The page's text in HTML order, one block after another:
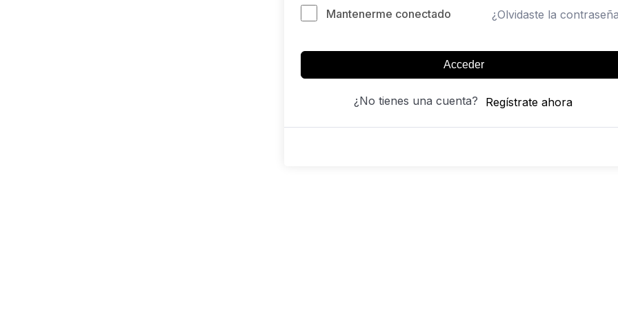
Mantenerme conectado ¿Olvidaste la
Acceder
¿No tienes una cuenta? Regístrate ahora